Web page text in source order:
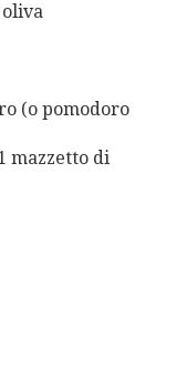
(o pomodoro
mazzetto di